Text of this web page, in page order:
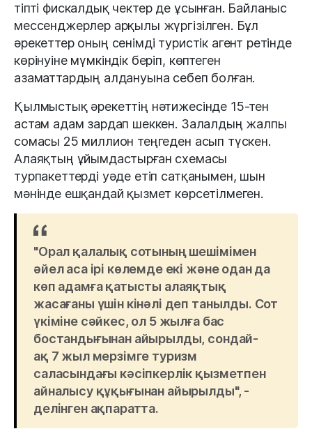
тіпті фискалдық чектер де ұсынған. Байланыс
мессенджерлер арқылы жүргізілген. Бұл
әрекеттер оның сенімді туристік агент ретінде
көрінуіне мүмкіндік беріп, көптеген
азаматтардың алдануына себеп болған.
Қылмыстық әрекеттің нәтижесінде 15-тен
астам адам зардап шеккен. Залалдың жалпы
сомасы 25 миллион теңгеден асып түскен.
Алаяқтың ұйымдастырған схемасы
турпакеттерді уәде етіп сатқанымен, шын
мәнінде ешқандай қызмет көрсетілмеген.
"Орал қалалық сотының шешімімен
әйел аса ірі көлемде екі және одан да
көп адамға қатысты алаяқтық
жасағаны үшін кінәлі деп танылды. Сот
үкіміне сәйкес, ол 5 жылға бас
бостандығынан айырылды, сондай-
ақ 7 жыл мерзімге туризм
саласындағы кәсіпкерлік қызметпен
айналысу құқығынан айырылды", -
делінген ақпаратта.